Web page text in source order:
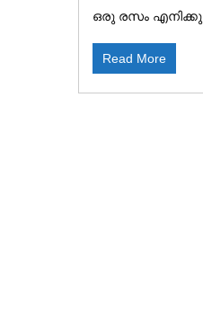
ഒരു രസം
Read More